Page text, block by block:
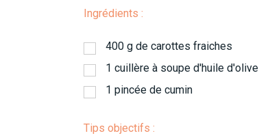
Ingrédients :
400 g de carottes fraiches
1 cuillère à soupe d'huile d'olive
1 pincée de cumin
Tips objectifs :